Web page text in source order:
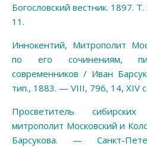
Богословский вестник. 1897.
11.
Иннокентий, Митрополит
по его сочинениям,
современников / Иван
тип., 1883. — VIII, 796, 14, XIV с.
Просветитель
митрополит Московский и
Барсукова. — Санкт-